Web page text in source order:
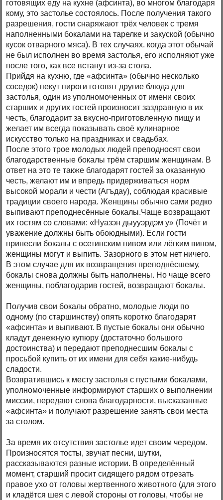
готовящих еду на кухне (афсинта), во многом благодаря
кому, это застолье состоялось. После получения такого
разрешения, гости снаряжают трёх человек с тремя
наполненными бокалами на тарелке и закуской (обычно
кусок отварного мяса). В тех случаях. когда этот обычай
не был исполнен во время застолья, его исполняют уже
после того, как все встанут из-за стола.
Прийдя на кухню, где «афсинта» (обычно несколько
соседок) пекут пироги готовят другие блюда для
застолья, один из уполномоченных от имени своих
старших и других гостей произносит заздравную в их
честь, благодарит за вкусно-приготовленную пищу и
желает им всегда показывать своё кулинарное
искусство только на праздниках и свадьбах.
После этого трое молодых людей преподносят свои
благодарственные бокалы трём старшим женщинам. В
ответ на это те также благодарят гостей за оказанную
честь, желают им и впредь придерживаться норм
высокой морали и чести (Агъдау), соблюдая красивые
традиции своего народа. Женщины обычно сами редко
выпивают преподнесённые бокалы.Чаще возвращают
их гостям со словами: «Нуазэн дыууэрдэм у» (Почёт и
уважение должны быть обоюдными). Если гости
принесли бокалы с осетинским пивом или лёгким вином,
женщины могут и выпить. Зазорного в этом нет ничего.
В этом случае для их возвращения преподнёсшему,
бокалы снова должны быть наполнены. Но чаще всего
женщины, поблагодарив гостей, возвращают бокалы.
Получив свои бокалы обратно, молодые люди по
одному (по старшинству) опять коротко благодарят
«афсинта» и выпивают. В пустые бокалы они обычно
кладут денежную купюру (достаточно большого
достоинства) и передают преподнесшим бокалы с
просьбой купить от их имени для себя какие-нибудь
сладости.
Возвратившись к месту застолья с пустыми бокалами,
уполномоченные информируют старших о выполнении
миссии, передают слова благодарности, высказанные
«афсинта» и получают разрешение занять свои места
за столом.
За время их отсутствия застолье идет своим чередом.
Произносятся тосты, звучат песни, шутки,
рассказываются разные истории. В определённый
момент, старший просит сидящего рядом отрезать
правое ухо от головы жертвенного животного (для этого
и кладётся шея с левой стороны от головы, чтобы не